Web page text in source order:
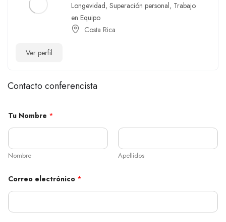
Longevidad, Superación personal, Trabajo
en Equipo
Costa Rica
Ver perfil
Contacto conferencista
Tu Nombre *
Nombre Apellidos
Correo electrónico *